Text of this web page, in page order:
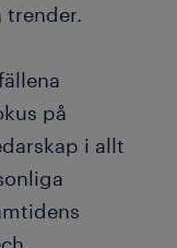
trender.
på
i allt